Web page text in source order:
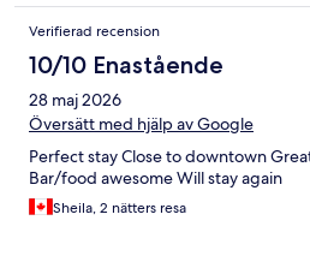
Verifierad recension
10/10 Enastående
28 maj 2026
Översätt med hjälp av Google
Perfect stay Close to downtown
Bar/food awesome Will stay again
Sheila, 2 nätters resa